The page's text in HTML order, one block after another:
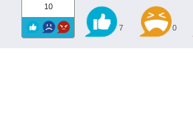
10
7 0